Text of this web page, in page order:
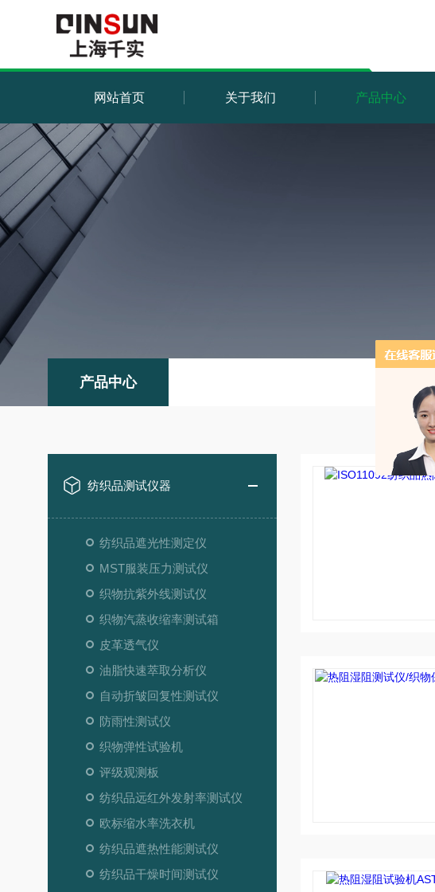
网站首页 关于我们 产品中心
产品中心
纺织品测试仪器
纺织品遮光性测定仪
MST服装压力测试仪
织物抗紫外线测试仪
织物汽蒸收缩率测试箱
皮革透气仪
油脂快速萃取分析仪
自动折皱回复性测试仪
防雨性测试仪
织物弹性试验机
评级观测板
纺织品远红外发射率测试仪
欧标缩水率洗衣机
纺织品遮热性能测试仪
纺织品干燥时间测试仪